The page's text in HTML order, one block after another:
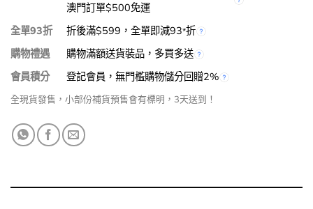
澳門訂單$500免運
全單93折
折後滿$599，全單即減93*折
購物禮遇
購物滿額送貨裝品，多買多送
會員積分
登記會員，無門檻購物儲分回贈2%
全現貨發售，小部份補貨預售會有標明，3天送到！